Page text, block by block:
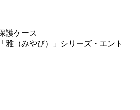
護ケース
「雅（みやび）」シリーズ・エント